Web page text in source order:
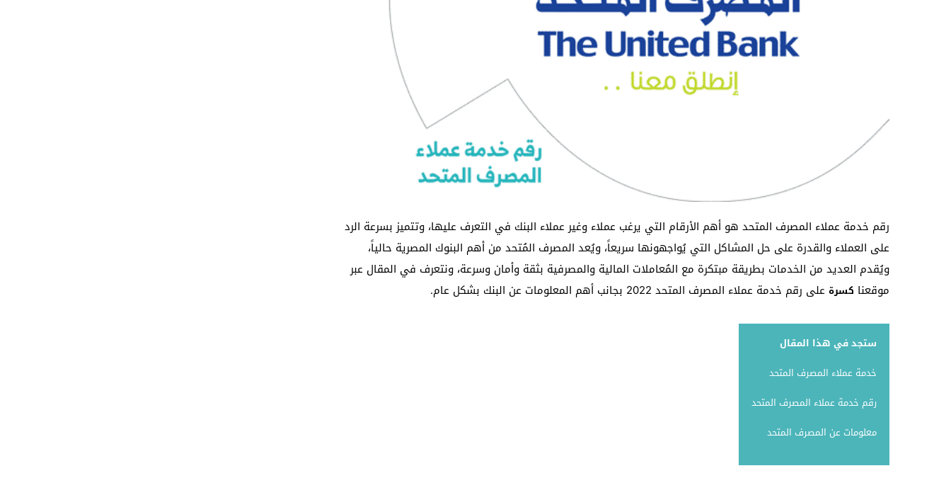
رقم خدمة عملاء المصرف المتحد هو أهم الأرقام التي يرغب عملاء وغير عملاء البنك في التعرف عليها، وتتميز بسرعة الرد
على العملاء والقدرة على حل المشاكل التي يُواجهونها سريعاً، ويُعد المصرف المُتحد من أهم البنوك المصرية حالياً،
ويُقدم العديد من الخدمات بطريقة مبتكرة مع المُعاملات المالية والمصرفية بثقة وأمان وسرعة، ونتعرف في المقال عبر
موقعنا كسرة على رقم خدمة عملاء المصرف المتحد 2022 بجانب أهم المعلومات عن البنك بشكل عام.
ستجد في هذا المقال
خدمة عملاء المصرف المتحد
رقم خدمة عملاء المصرف المتحد
معلومات عن المصرف المتحد